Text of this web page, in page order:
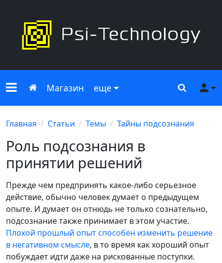
Меню сайта
Главная
Магазин еще Поиск
Главная Статьи Темы Тайны подсознания
Роль подсознания в
принятии решений
Прежде чем предпринять какое-либо серьезное
действие, обычно человек думает о предыдущем
опыте. И думает он отнюдь не только сознательно,
подсознание также принимает в этом участие.
Плохой прошлый опыт способен изменить решение
в негативном смысле, в то время как хороший опыт
побуждает идти даже на рискованные поступки.